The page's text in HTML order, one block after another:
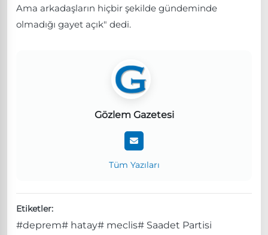
Ama arkadaşların hiçbir şekilde gündeminde
olmadığı gayet açık" dedi.
Gözlem Gazetesi
Tüm Yazıları
Etiketler:
#deprem# hatay# meclis# Saadet Partisi